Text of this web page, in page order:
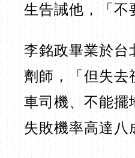
生告誡他，「
李銘政畢業於台
劑師，「但失去
車司機、不能
失敗機率高達